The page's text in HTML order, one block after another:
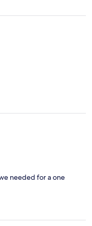
needed for a one